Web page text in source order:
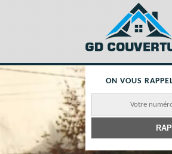
ON VOUS